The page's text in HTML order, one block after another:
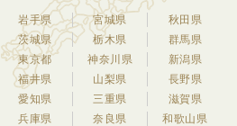
岩手県 宮城県
秋田県
茨城県 栃木県
群馬県
東京都 神奈川県
新潟県
福井県 山梨県
長野県
愛知県 三重県
滋賀県
兵庫県 奈良県
和歌山県